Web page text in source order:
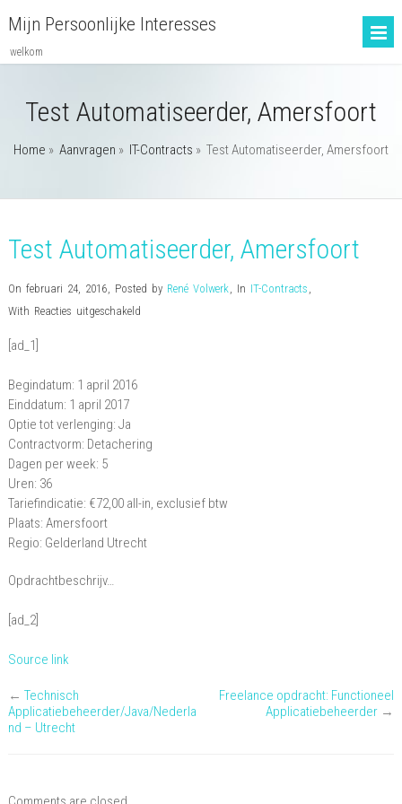
Mijn Persoonlijke Interesses
welkom
Test Automatiseerder, Amersfoort
Home » Aanvragen » IT-Contracts » Test Automatiseerder, Amersfoort
Test Automatiseerder, Amersfoort
On februari 24, 2016, Posted by René Volwerk, In IT-Contracts ,
With Reacties uitgeschakeldvoor
[ad_1]
Begindatum: 1 april 2016
Einddatum: 1 april 2017
Optie tot verlenging: Ja
Contractvorm: Detachering
Dagen per week: 5
Uren: 36
Tariefindicatie: €72,00 all-in, exclusief btw
Plaats: Amersfoort
Regio: Gelderland Utrecht
Opdrachtbeschrijv…
[ad_2]
Source link
← Technisch
Applicatiebeheerder/Java/Nederla
nd – Utrecht
Freelance opdracht: Functioneel
Applicatiebeheerder →